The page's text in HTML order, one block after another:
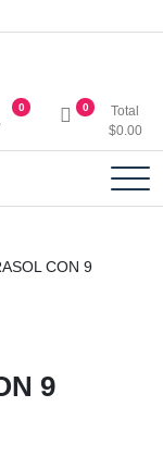
SA
juguetes,
0 0
Total
$0.00
CON 9
9